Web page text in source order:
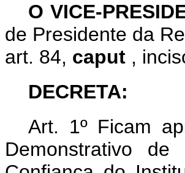
O VICE-
de Presidente da
art. 84, caput ,
DECRETA:
Art. 1º Ficam
Demonstrativo